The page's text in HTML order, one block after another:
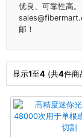
优良、可靠性高
邮！
显示1至4 (共4件商